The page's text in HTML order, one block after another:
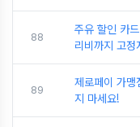
88
주유 할인 카
리비까지 고정
89
제로페이 가맹
지 마세요!